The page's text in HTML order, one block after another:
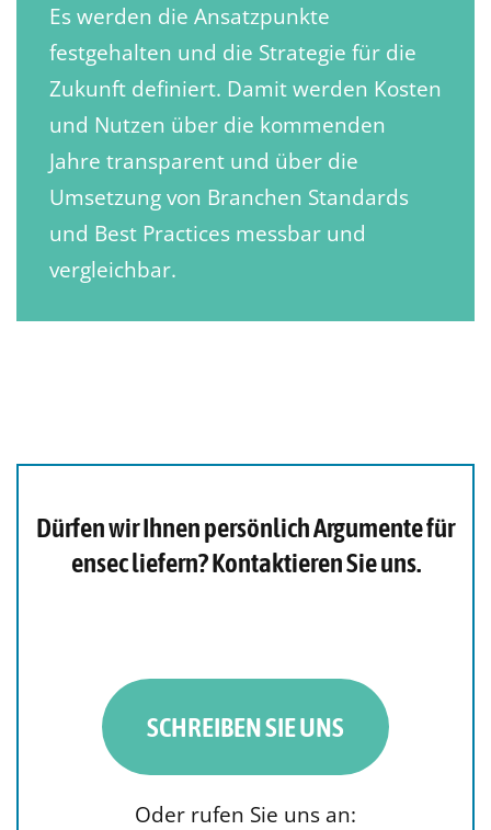
Es werden die Ansatzpunkte
festgehalten und die Strategie für die
Zukunft definiert. Damit werden Kosten
und Nutzen über die kommenden
Jahre transparent und über die
Umsetzung von Branchen Standards
und Best Practices messbar und
vergleichbar.
Dürfen wir Ihnen persönlich Argumente für
ensec liefern? Kontaktieren Sie uns.
SCHREIBEN SIE UNS
Oder rufen Sie uns an: